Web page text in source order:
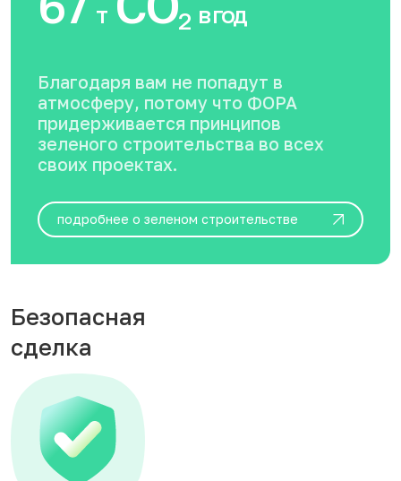
т 2 в год
Благодаря вам не попадут в
атмосферу, потому что ФОРА
придерживается принципов
зеленого строительства во всех
своих проектах.
подробнее о зеленом строительстве
Безопасная
сделка